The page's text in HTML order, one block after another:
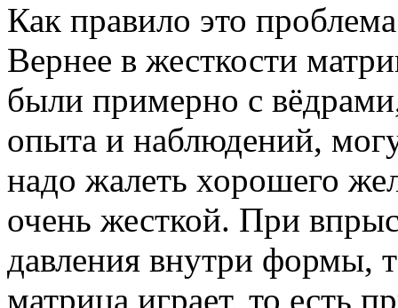
Как правило это
Вернее в жесткости
были примерно с
опыта и наблюдений,
надо жалеть хорошего
очень жесткой. При
давления внутри формы,
матрица играет, то есть